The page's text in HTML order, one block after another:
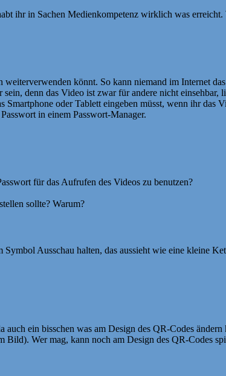
ihr in Sachen Medienkompetenz wirklich was
könnt. So kann niemand im Internet
denn das Video ist zwar für andere nicht
Smartphone oder Tablett eingeben müsst, wenn ihr
in einem Passwort-Manager.
für das Aufrufen des Videos zu benutzen?
sollte? Warum?
Ausschau halten, das aussieht wie eine kleine
auch ein bisschen was am Design des QR-Codes
Wer mag, kann noch am Design des QR-Codes